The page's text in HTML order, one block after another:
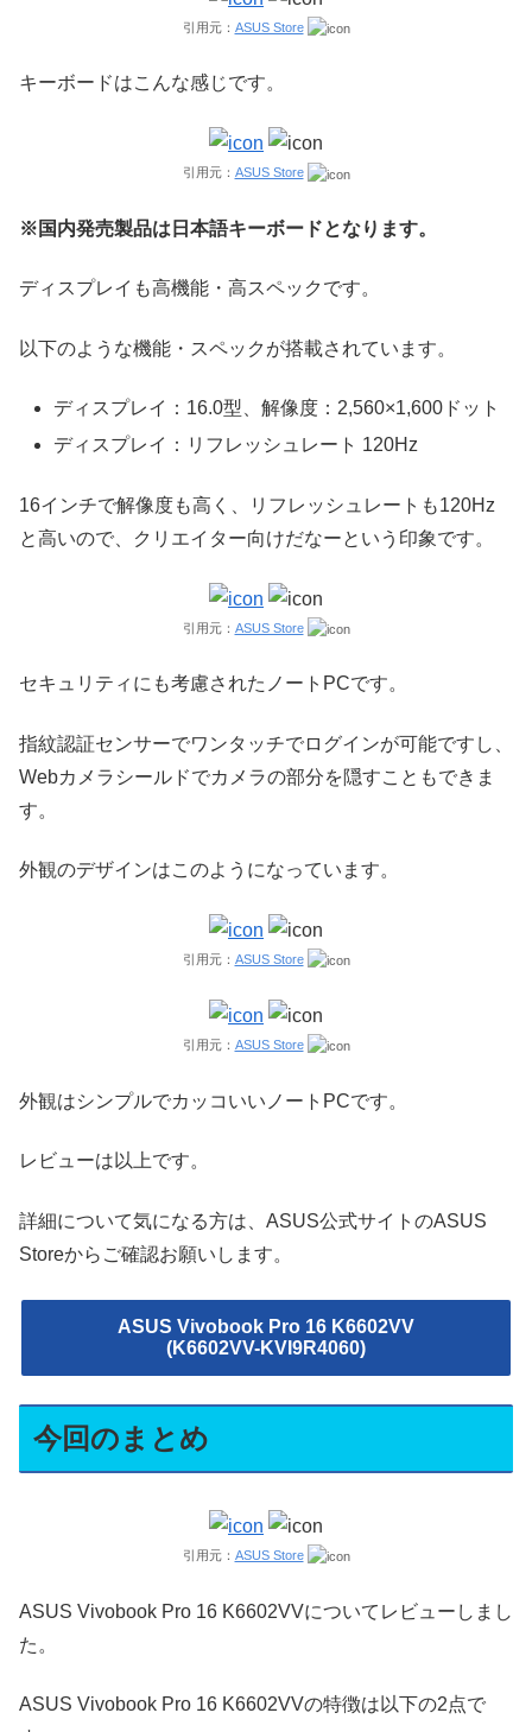
引用元： ASUS Store
キーボードはこんな感じです。
引用元： ASUS Store
※国内発売製品は日本語キーボードとなります。
ディスプレイも高機能・高スペックです。
以下のような機能・スペックが搭載されています。
ディスプレイ：16.0型、解像度：2,560×1,600ドット
ディスプレイ：リフレッシュレート 120Hz
16インチで解像度も高く、リフレッシュレートも120Hz
と高いので、クリエイター向けだなーという印象です。
引用元： ASUS Store
セキュリティにも考慮されたノートPCです。
指紋認証センサーでワンタッチでログインが可能ですし、
Webカメラシールドでカメラの部分を隠すこともできま
す。
外観のデザインはこのようになっています。
引用元： ASUS Store
引用元： ASUS Store
外観はシンプルでカッコいいノートPCです。
レビューは以上です。
詳細について気になる方は、ASUS公式サイトのASUS
Storeからご確認お願いします。
ASUS Vivobook Pro 16 K6602VV
(K6602VV-KVI9R4060)
今回のまとめ
引用元： ASUS Store
ASUS Vivobook Pro 16 K6602VVについてレビューしまし
た。
ASUS Vivobook Pro 16 K6602VVの特徴は以下の2点で